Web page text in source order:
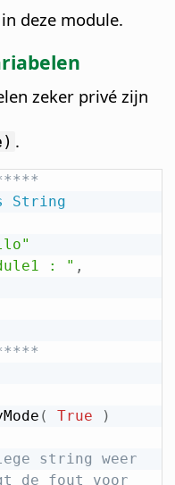
deze module.
zeker privé zijn
.
String
: " ,
( True
)
string weer
de fout voor